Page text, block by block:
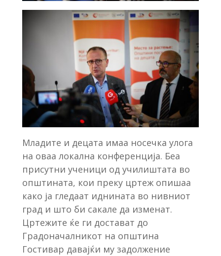
Младите и децата имаа носечка улога
на оваа локална конференција. Беа
присутни ученици од училиштата во
општината, кои преку цртеж опишаа
како ја гледаат иднината во нивниот
град и што би сакале да изменат.
Цртежите ќе ги достават до
Градоначалникот на општина
Гостивар давајќи му задолжение